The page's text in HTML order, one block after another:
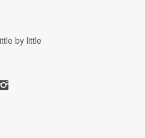
by little